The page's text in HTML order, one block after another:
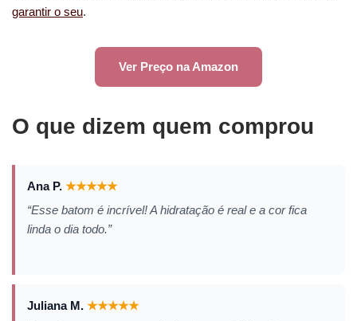
garantir o seu.
Ver Preço na Amazon
O que dizem quem comprou
Ana P. ★★★★★
“Esse batom é incrível! A hidratação é real e a cor fica
linda o dia todo.”
Juliana M. ★★★★★